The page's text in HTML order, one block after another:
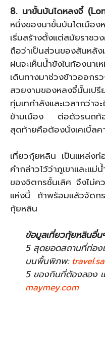
8. นาขั้นบันไดหลงจี๋
หนึ่งของนาขั้นบันไดเมือง
เริ่มสร้างตั้งแต่สมัยราช
ถือว่าเป็นส่วนของสันหลั
ฝนจะเห็นน้ำขังในท้องนา
เดินทางมาช่วงข้าวออก
สวยงามของหลงจี๋นั้นเปรี
ทุ่มเทกำลังและเวลากว่า
ข้ามเมือง ต่อด้วรนถท้
สุดท้ายคือต้องนั่งเคเบิ้ลค
เที่ยวกุ้ยหลิน เป็นแหล่งท่
คำกล่าวไว้ว่าภูเขาและแ
ของจิตกรชั้นเลิศ จึงไม่ค
แห่งนี้ ถ้าพร้อมแล้วจัดกร
กุ้ยหลิน
ข้อมูลเที่ยวกุ้ยหลินอื่น
5 สุดยอดสถานที่ท่อง
บนพื้นพิภพ:
5 ของกินที่ต้องลอง
maymey.com